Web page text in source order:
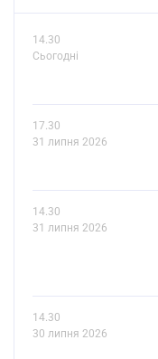
14.30
Сьогодні
17.30
31 липня 2026
14.30
31 липня 2026
14.30
30 липня 2026